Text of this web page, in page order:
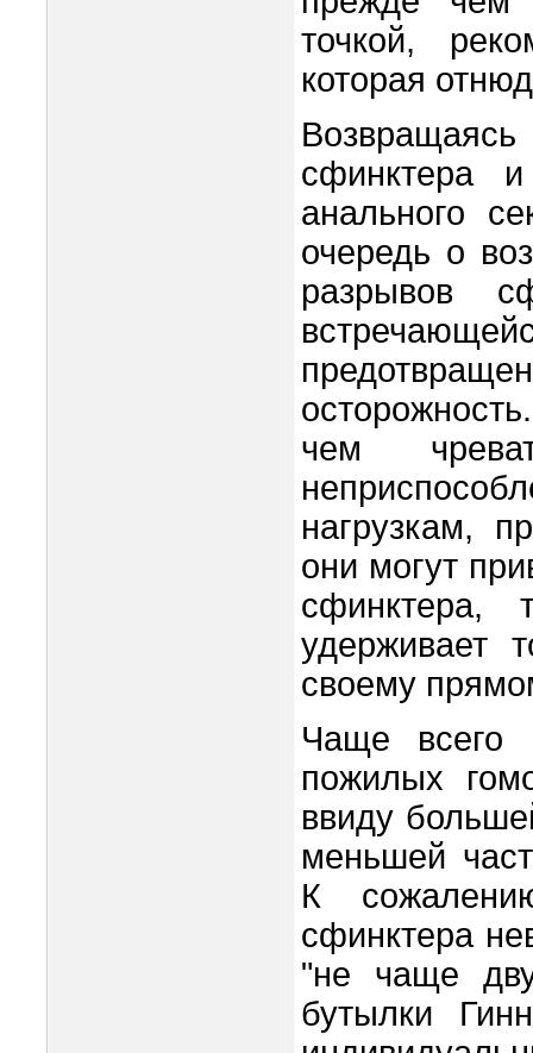
точкой,
которая
сфинктера
анального
очередь о
разрывов
чем
нагрузкам,
они могут
удерживает
своему
Чаще всего
пожилых
ввиду
меньшей
К
сфинктера
"не чаще
бутылки